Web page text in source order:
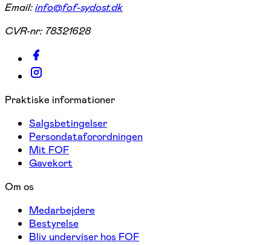
Email:info@fof-sydost.dk
CVR-nr: 78321628
Praktiske informationer
Salgsbetingelser
Persondataforordningen
Mit FOF
Gavekort
Om os
Medarbejdere
Bestyrelse
Bliv underviser hos FOF